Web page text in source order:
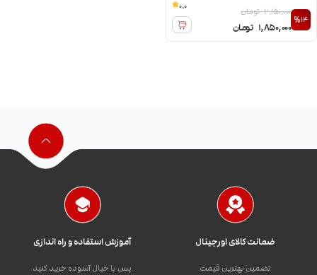
%14
2,150,000 تومان
1,850,000 تومان
0.0
ضمانت کالای اورجینال
تضمین بهترین قیمت
آموزش استفاده و راه اندازی
پس با خیال آسوده خرید کنید